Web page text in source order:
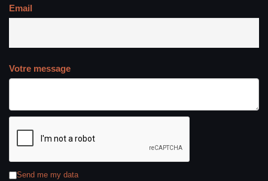
Email
Votre message
Send me my data